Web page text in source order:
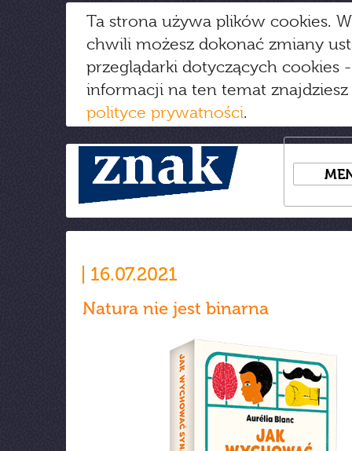
Ta strona używa plików cookies.
chwili możesz dokonać zmiany
przeglądarki dotyczących cookies
informacji na ten temat
polityce prywatności.
16.07.2021
Natura nie jest binarna